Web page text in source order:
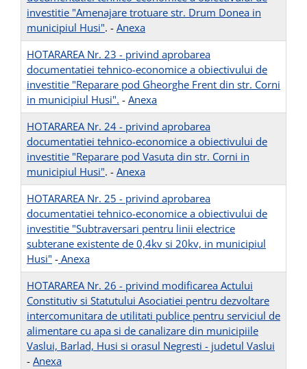
investitie "Amenajare trotuare str. Drum Donea in
municipiul Husi". - Anexa
HOTARAREA Nr. 23 - privind aprobarea
documentatiei tehnico-economice a obiectivului de
investitie "Reparare pod Gheorghe Frent din str. Corni
in municipiul Husi". - Anexa
HOTARAREA Nr. 24 - privind aprobarea
documentatiei tehnico-economice a obiectivului de
investitie "Reparare pod Vasuta din str. Corni in
municipiul Husi". - Anexa
HOTARAREA Nr. 25 - privind aprobarea
documentatiei tehnico-economice a obiectivului de
investitie "Subtraversari pentru linii electrice
subterane existente de 0,4kv si 20kv, in municipiul
Husi" - Anexa
HOTARAREA Nr. 26 - privind modificarea Actului
Constitutiv si Statutului Asociatiei pentru dezvoltare
intercomunitara de utilitati publice pentru serviciul de
alimentare cu apa si de canalizare din municipiile
Vaslui, Barlad, Husi si orasul Negresti - judetul Vaslui
- Anexa